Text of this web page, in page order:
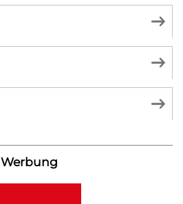
Werbung